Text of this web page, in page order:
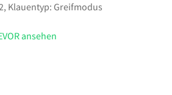
Klauentyp: Greifmodus
ansehen